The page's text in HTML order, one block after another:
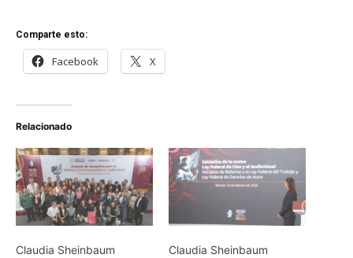
Comparte esto:
Facebook X
Relacionado
Claudia Sheinbaum
Claudia Sheinbaum